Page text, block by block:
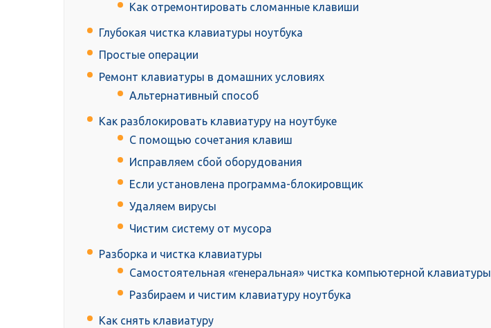
Как отремонтировать сломанные клавиши
Глубокая чистка клавиатуры ноутбука
Простые операции
Ремонт клавиатуры в домашних условиях
Альтернативный способ
Как разблокировать клавиатуру на ноутбуке
С помощью сочетания клавиш
Исправляем сбой оборудования
Если установлена программа-блокировщик
Удаляем вирусы
Чистим систему от мусора
Разборка и чистка клавиатуры
Самостоятельная «генеральная» чистка компьютерной клавиатуры
Разбираем и чистим клавиатуру ноутбука
Как снять клавиатуру